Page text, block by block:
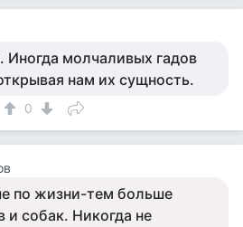
Иногда молчаливых гадов
нам их сущность.
0
по жизни-тем больше
собак. Никогда не